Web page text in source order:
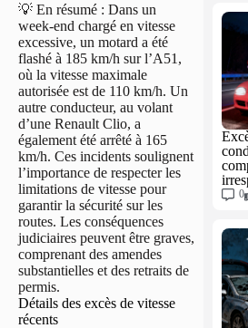
💡 En résumé : Dans un
week-end chargé en vitesse
excessive, un motard a été
flashé à 185 km/h sur l’A51,
où la vitesse maximale
autorisée est de 110 km/h. Un
autre conducteur, au volant
d’une Renault Clio, a
également été arrêté à 165
km/h. Ces incidents soulignent
l’importance de respecter les
limitations de vitesse pour
garantir la sécurité sur les
routes. Les conséquences
judiciaires peuvent être graves,
comprenant des amendes
substantielles et des retraits de
permis.
Détails des excès de vitesse
récents
0